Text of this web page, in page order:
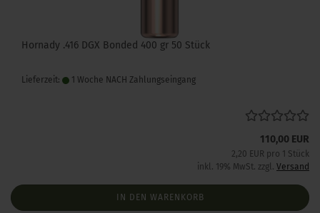
Hornady .416 DGX Bonded 400 gr 50 Stück
Lieferzeit: 1 Woche NACH Zahlungseingang
110,00 EUR
2,20 EUR pro 1 Stück
inkl. 19% MwSt. zzgl. Versand
IN DEN WARENKORB